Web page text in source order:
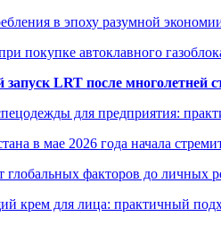
в эпоху разумной
покупке автоклавного
LRT после многолетней
для предприятия:
в мае 2026 года начала
глобальных факторов до личных
крем для лица: практичный